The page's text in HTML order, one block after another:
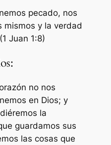
pecado, nos
mismos y la verdad
Juan 1:8)
no nos
en Dios; y
la
guardamos sus
las cosas que